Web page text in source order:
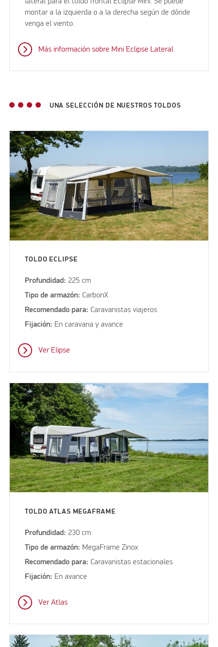
montar a la izquierda o a la derecha según de dónde
venga el viento.
Más información sobre Mini Eclipse Lateral
UNA SELECCIÓN DE NUESTROS TOLDOS
TOLDO ECLIPSE
Profundidad:225 cm
Tipo de armazón:CarbonX
Recomendado para:Caravanistas viajeros
Fijación: En caravana y avance
Ver Elipse
TOLDO ATLAS MEGAFRAME
Profundidad:230 cm
Tipo de armazón: MegaFrame Zinox
Recomendado para:Caravanistas estacionales
Fijación: En avance
Ver Atlas